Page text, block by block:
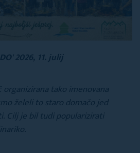
2026, 11. julij
organizirana tako imenovana
želeli to staro domačo jed
Cilj je bil tudi popularizirati